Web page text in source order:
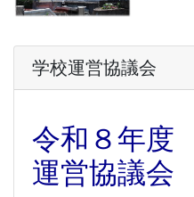
学校運営協議会
令和８年度
運営協議会